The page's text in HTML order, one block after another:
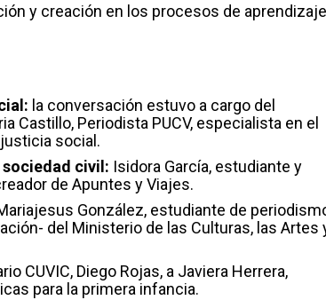
y creación en los procesos de
la conversación estuvo a cargo del
Castillo, Periodista PUCV, especialista en el
social.
civil: Isidora García, estudiante y
de Apuntes y Viajes.
González, estudiante de
del Ministerio de las Culturas, las Artes
CUVIC, Diego Rojas, a Javiera Herrera,
para la primera infancia.